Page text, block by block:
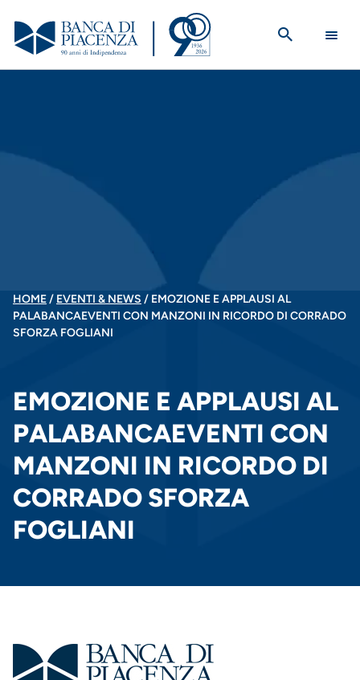
contenuto
principale
BRICIOLE
DI
HOME EVENTI & NEWS
EMOZIONE E APPLAUSI AL
PALABANCAEVENTI CON MANZONI IN RICORDO DI CORRADO
SFORZA FOGLIANI
EMOZIONE E APPLAUSI AL
PALABANCAEVENTI CON
MANZONI IN RICORDO DI
CORRADO SFORZA
FOGLIANI